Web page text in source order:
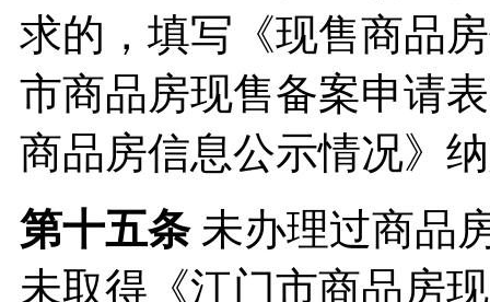
求的，填写《现售商品
市商品房现售备案申请
商品房信息公示情况》
第十五条未办理过商品
未取得《江门市商品房